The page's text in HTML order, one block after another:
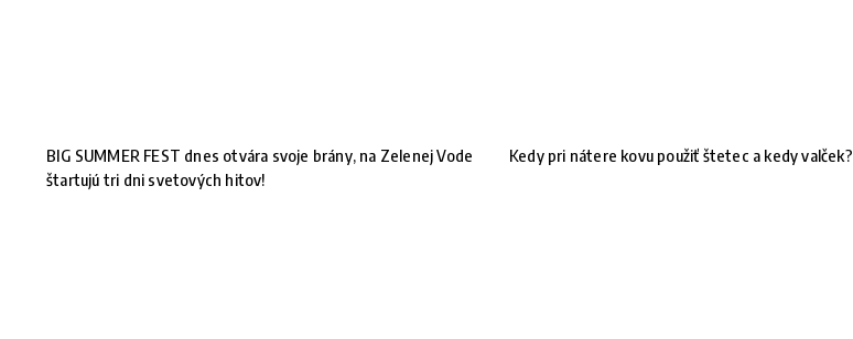
BIG SUMMER FEST dnes otvára svoje brány, na Zelenej Vode
štartujú tri dni svetových hitov!
Kedy pri nátere kovu použiť štetec a kedy valček?